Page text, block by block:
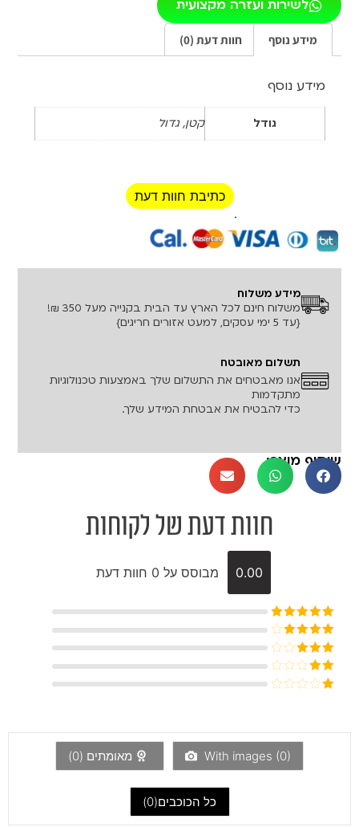
לשירות ועזרה מקצועית
מידע נוסף חוות דעת (0)
מידע נוסף
גודל קטן, גדול
כתיבת חוות דעת
רכישה מאובטחת!
מידע משלוח
משלוח חינם לכל הארץ עד הבית בקנייה מעל 350 ₪!
{עד 5 ימי עסקים, למעט אזורים חריגים}
תשלום מאובטח
אנו מאבטחים את התשלום שלך באמצעות טכנולוגיות
מתקדמות
כדי להבטיח את אבטחת המידע שלך.
שיתוף מוצר:
חוות דעת של לקוחות
0.00 מבוסס על 0 חוות דעת
דורג5מתוך
דורג4
מתוך 5
דורג3
דורג
5
With images (0) מאומתים (0
)
כל הכוכבים(0
)